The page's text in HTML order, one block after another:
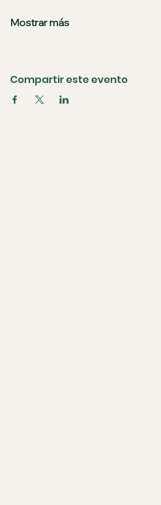
Mostrar más
Compartir este evento